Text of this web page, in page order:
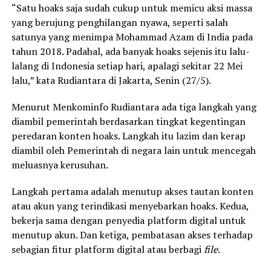
“Satu hoaks saja sudah cukup untuk memicu aksi massa
yang berujung penghilangan nyawa, seperti salah
satunya yang menimpa Mohammad Azam di India pada
tahun 2018. Padahal, ada banyak hoaks sejenis itu lalu-
lalang di Indonesia setiap hari, apalagi sekitar 22 Mei
lalu,” kata Rudiantara di Jakarta, Senin (27/5).
Menurut Menkominfo Rudiantara ada tiga langkah yang
diambil pemerintah berdasarkan tingkat kegentingan
peredaran konten hoaks. Langkah itu lazim dan kerap
diambil oleh Pemerintah di negara lain untuk mencegah
meluasnya kerusuhan.
Langkah pertama adalah menutup akses tautan konten
atau akun yang terindikasi menyebarkan hoaks. Kedua,
bekerja sama dengan penyedia platform digital untuk
menutup akun. Dan ketiga, pembatasan akses terhadap
sebagian fitur platform digital atau berbagifile.